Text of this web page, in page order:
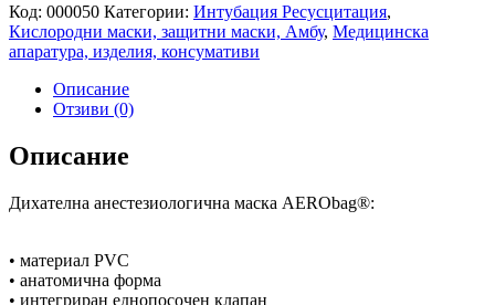
Код: 000050 Категории: Интубация Ресусцитация,
Кислородни маски, защитни маски, Амбу, Медицинска
апаратура, изделия, консумативи
Описание
Отзиви (0)
Описание
Дихателна анестезиологична маска AERObag®:
• материал PVC
• анатомична форма
• интегриран еднопосочен клапан